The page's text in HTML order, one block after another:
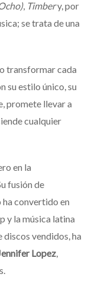
, Timbery, por
se trata de una
transformar cada
su estilo único, su
promete llevar a
cualquier
en la
fusión de
convertido en
y la música latina
discos vendidos, ha
Lopez,